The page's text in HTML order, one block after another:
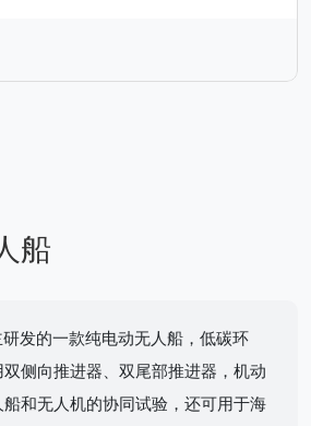
船
发的一款纯电动无人船，低碳环
侧向推进器、双尾部推进器，机动
和无人机的协同试验，还可用于海